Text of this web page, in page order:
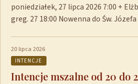
poniedziałek, 27 lipca 2026 7:00 +
greg. 27 18:00 Nowenna do Św.
20 lipca 2026
INTENCJE
Intencje mszalne od 20 do